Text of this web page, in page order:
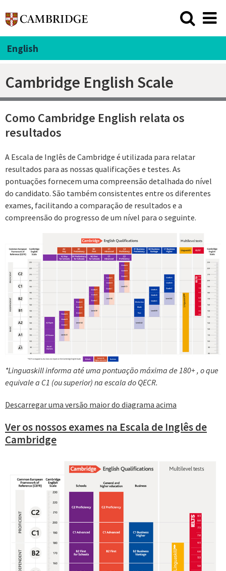
English
Cambridge English Scale
Como Cambridge English relata os
resultados
A Escala de Inglês de Cambridge é utilizada para relatar
resultados para as nossas qualificações e testes. As
pontuações fornecem uma compreensão detalhada do nível
do candidato. São também consistentes entre os diferentes
exames, facilitando a comparação de resultados e a
compreensão do progresso de um nível para o seguinte.
*Linguaskill informa até uma pontuação máxima de 180+ , o que
equivale a C1 (ou superior) na escala do QECR.
Descarregar uma versão maior do diagrama acima
Ver os nossos exames na Escala de Inglês de
Cambridge